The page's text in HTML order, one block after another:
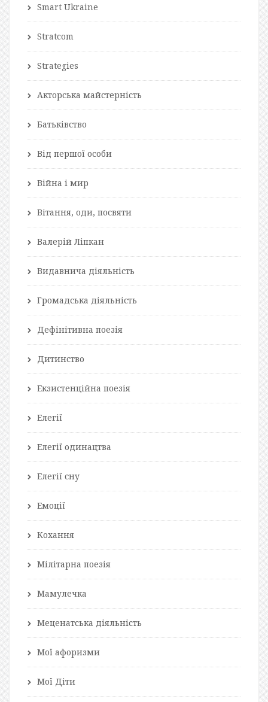
Smart Ukraine
Stratcom
Strategies
Акторська майстерність
Батьківство
Від першої особи
Війна і мир
Вітання, оди, посвяти
Валерій Ліпкан
Видавнича діяльність
Громадська діяльність
Дефінітивна поезія
Дитинство
Екзистенційна поезія
Елегії
Елегії одинацтва
Елегії сну
Емоції
Кохання
Мілітарна поезія
Мамулечка
Меценатська діяльність
Мої афоризми
Мої Діти